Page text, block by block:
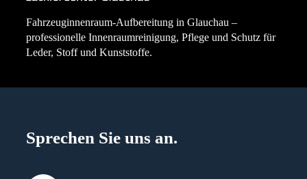
Fahrzeuginnenraum-Aufbereitung in Glauchau –
professionelle Innenraumreinigung, Pflege und Schutz für
Leder, Stoff und Kunststoffe.
Sprechen Sie uns an.